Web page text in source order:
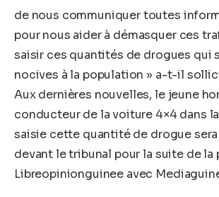
de nous communiquer toutes
pour nous aider à démasquer ces
saisir ces quantités de drogues qui
nocives à la population » a-t-il
Aux dernières nouvelles, le jeune
conducteur de la voiture 4×4 dans
saisie cette quantité de drogue
devant le tribunal pour la suite de la
Libreopinionguinee avec